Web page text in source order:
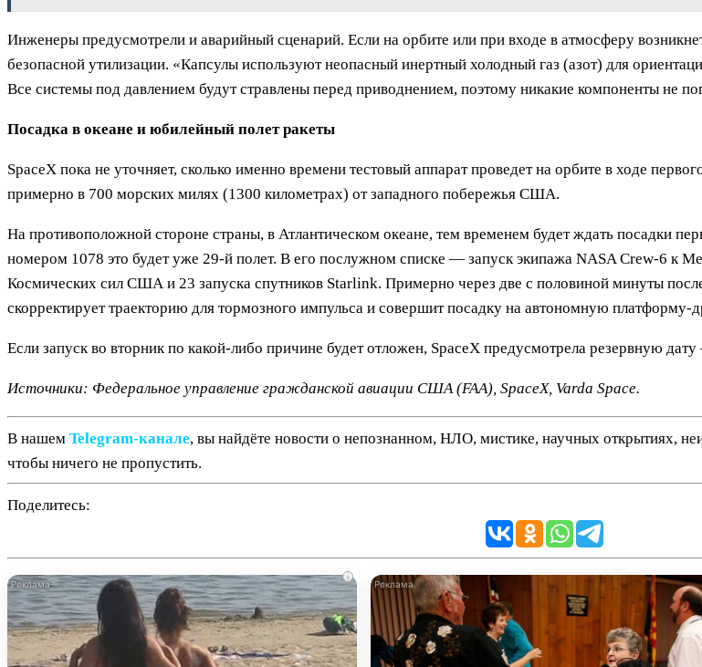
Инженеры предусмотрели и аварийный сценарий. Если на орбите или при входе в атмосферу
безопасной утилизации. «Капсулы используют неопасный инертный холодный газ (азот) для
Все системы под давлением будут стравлены перед приводнением, поэтому никакие компоненты не
Посадка в океане и юбилейный полет ракеты
SpaceX пока не уточняет, сколько именно времени тестовый аппарат проведет на орбите в ходе
примерно в 700 морских милях (1300 километрах) от западного побережья США.
На противоположной стороне страны, в Атлантическом океане, тем временем будет ждать посадки
номером 1078 это будет уже 29-й полет. В его послужном списке — запуск экипажа NASA Crew-6 к
Космических сил США и 23 запуска спутников Starlink. Примерно через две с половиной минуты после
скорректирует траекторию для тормозного импульса и совершит посадку на автономную
Если запуск во вторник по какой-либо причине будет отложен, SpaceX предусмотрела резервную
Источники: Федеральное управление гражданской авиации США (FAA), SpaceX, Varda Space.
В нашем Telegram‑канале, вы найдёте новости о непознанном, НЛО, мистике, научных открытиях,
чтобы ничего не пропустить.
Поделитесь:
i